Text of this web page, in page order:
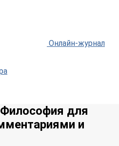
Онлайн-журнал
для
и